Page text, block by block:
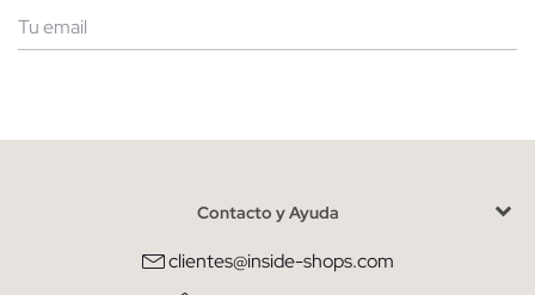
He leído y entiendo lapolítica de privacidad
Contacto y Ayuda
clientes@inside-shops.com